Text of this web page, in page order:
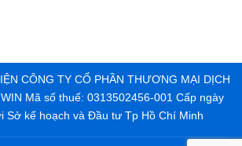
CÔNG TY CỔ PHẦN THƯƠNG MẠI DỊCH
Mã số thuế: 0313502456-001 Cấp ngày
Sở kế hoạch và Đầu tư Tp Hồ Chí Minh